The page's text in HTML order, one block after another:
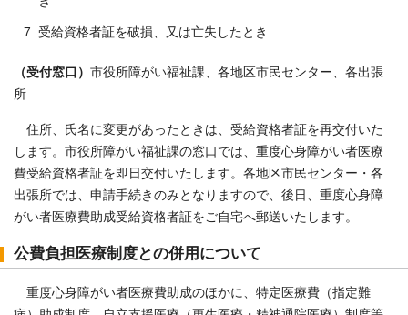
受給資格者証を破損、又は亡失したとき
（受付窓口） 市役所障がい福祉課、各地区市民センター、各出張
所
住所、氏名に変更があったときは、受給資格者証を再交付いた
します。市役所障がい福祉課の窓口では、重度心身障がい者医療
費受給資格者証を即日交付いたします。各地区市民センター・各
出張所では、申請手続きのみとなりますので、後日、重度心身障
がい者医療費助成受給資格者証をご自宅へ郵送いたします。
公費負担医療制度との併用について
重度心身障がい者医療費助成のほかに、特定医療費（指定難